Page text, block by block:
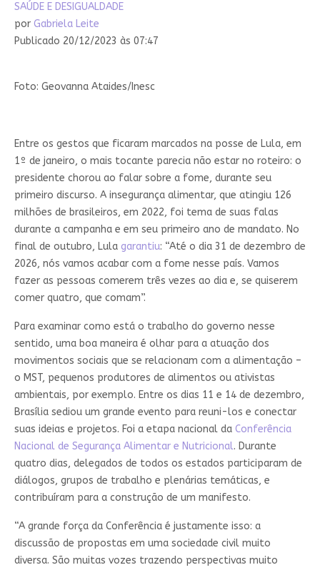
SAÚDE E DESIGUALDADE
por Gabriela Leite
Publicado 20/12/2023 às 07:47
Foto: Geovanna Ataides/Inesc
Entre os gestos que ficaram marcados na posse de Lula, em
1º de janeiro, o mais tocante parecia não estar no roteiro: o
presidente chorou ao falar sobre a fome, durante seu
primeiro discurso. A insegurança alimentar, que atingiu 126
milhões de brasileiros, em 2022, foi tema de suas falas
durante a campanha e em seu primeiro ano de mandato. No
final de outubro, Lula garantiu: “Até o dia 31 de dezembro de
2026, nós vamos acabar com a fome nesse país. Vamos
fazer as pessoas comerem três vezes ao dia e, se quiserem
comer quatro, que comam”.
Para examinar como está o trabalho do governo nesse
sentido, uma boa maneira é olhar para a atuação dos
movimentos sociais que se relacionam com a alimentação –
o MST, pequenos produtores de alimentos ou ativistas
ambientais, por exemplo. Entre os dias 11 e 14 de dezembro,
Brasília sediou um grande evento para reuni-los e conectar
suas ideias e projetos. Foi a etapa nacional da Conferência
Nacional de Segurança Alimentar e Nutricional. Durante
quatro dias, delegados de todos os estados participaram de
diálogos, grupos de trabalho e plenárias temáticas, e
contribuíram para a construção de um manifesto.
“A grande força da Conferência é justamente isso: a
discussão de propostas em uma sociedade civil muito
diversa. São muitas vozes trazendo perspectivas muito